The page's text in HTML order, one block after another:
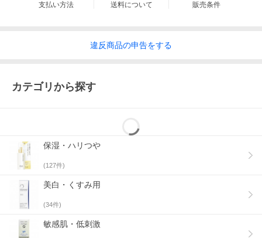
支払い方法 送料について 販売条件
違反商品の申告をする
カテゴリから探す
保湿・ハリつや
(127件)
美白・くすみ用
(34件)
敏感肌・低刺激